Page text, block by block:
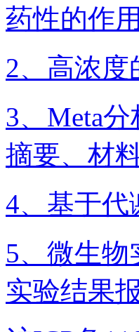
药性的作
2、​高浓度
3、Meta
摘要、材
4、基于代
5、微生
实验结果报